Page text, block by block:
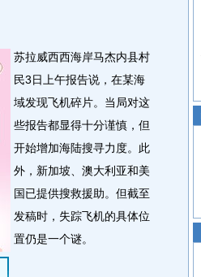
苏拉威西西海岸马杰内县村
民3日上午报告说，在某海
域发现飞机碎片。当局对这
些报告都显得十分谨慎，但
开始增加海陆搜寻力度。此
外，新加坡、澳大利亚和美
国已提供搜救援助。但截至
发稿时，失踪飞机的具体位
置仍是一个谜。